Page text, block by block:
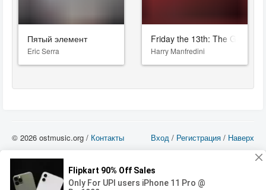
Пятый элемент
Eric Serra
Friday the 13th: The Game
Harry Manfredini
Вход / Регистрация / Наверх
© 2026 ostmusic.org / Контакты
можете использовать такие материалы только в том в случае, если
использование производится с ознакомительными целями - для прочих целей